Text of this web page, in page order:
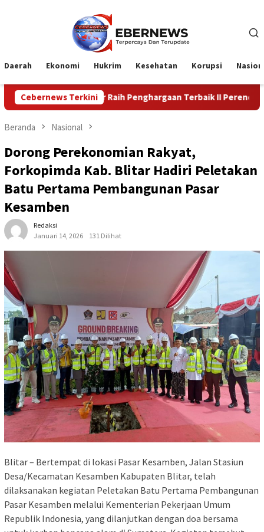
Daerah Ekonomi Hukrim Kesehatan Korupsi
Cebernews Terkini
Raih Penghargaan Terbaik II Perencanaan dan Pencapaian
Beranda Nasional
Dorong Perekonomian Rakyat,
Forkopimda Kab. Blitar Hadiri Peletakan
Batu Pertama Pembangunan Pasar
Kesamben
Redaksi
Januari 14, 2026
131 Dilihat
Blitar – Bertempat di lokasi Pasar Kesamben, Jalan Stasiun
Desa/Kecamatan Kesamben Kabupaten Blitar, telah
dilaksanakan kegiatan Peletakan Batu Pertama Pembangunan
Pasar Kesamben melalui Kementerian Pekerjaan Umum
Republik Indonesia, yang dilanjutkan dengan doa bersama